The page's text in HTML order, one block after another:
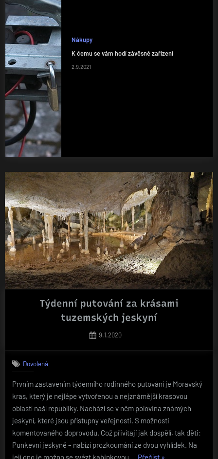
Nákupy
K čemu se vám hodí závěsné zařízení
2.9.2021
Týdenní putování za krásami
tuzemských jeskyní
Posted
9.1.2020
Dovolená
Prvním zastavením týdenního rodinného putování je Moravský
kras, který je nejlépe vytvořenou a nejznámější krasovou
oblastí naší republiky. Nachází se v něm polovina známých
jeskyní, které jsou přístupny veřejnosti. S možnosti
komentovaného doprovodu. Což přivítají jak dospělí, tak děti:
Punkevní jeskyně – nabízí prozkoumání ze dvou vyhlídek. Na
její dno je možno se svézt kabinkovou … Přečíst„Týdenní
»